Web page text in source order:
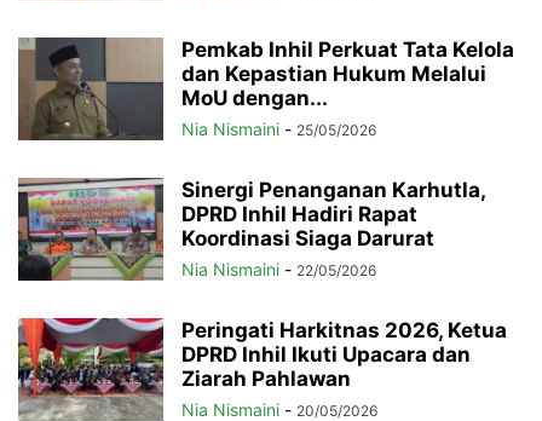
Pemkab Inhil Perkuat Tata Kelola
dan Kepastian Hukum Melalui
MoU dengan...
Nia Nismaini - 25/05/2026
Sinergi Penanganan Karhutla,
DPRD Inhil Hadiri Rapat
Koordinasi Siaga Darurat
Nia Nismaini - 22/05/2026
Peringati Harkitnas 2026, Ketua
DPRD Inhil Ikuti Upacara dan
Ziarah Pahlawan
Nia Nismaini - 20/05/2026